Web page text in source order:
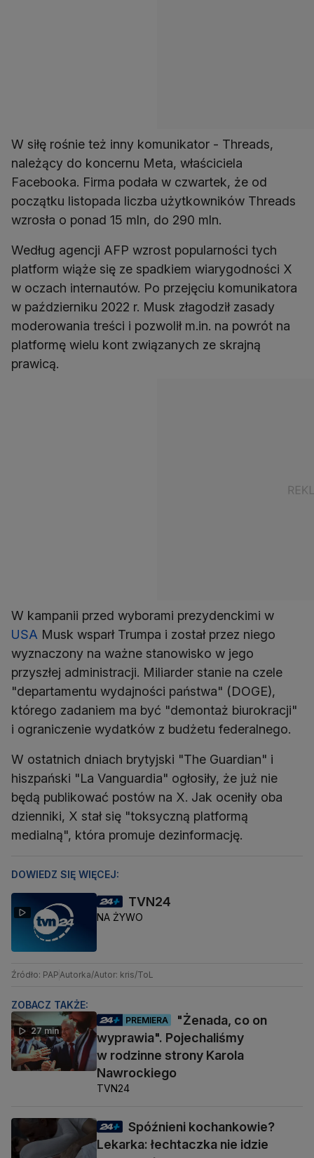
W siłę rośnie też inny komunikator - Threads,
należący do koncernu Meta, właściciela
Facebooka. Firma podała w czwartek, że od
początku listopada liczba użytkowników Threads
Według agencji AFP wzrost popularności tych
platform wiąże się ze spadkiem wiarygodności X
w oczach internautów. Po przejęciu komunikatora
w październiku 2022 r. Musk złagodził zasady
moderowania treści i pozwolił m.in. na powrót na
platformę wielu kont związanych ze skrajną
W kampanii przed wyborami prezydenckimi w
USA Musk wsparł Trumpa i został przez niego
wyznaczony na ważne stanowisko w jego
przyszłej administracji. Miliarder stanie na czele
"departamentu wydajności państwa" (DOGE),
którego zadaniem ma być "demontaż biurokracji"
W ostatnich dniach brytyjski "The Guardian" i
hiszpański "La Vanguardia" ogłosiły, że już nie
będą publikować postów na X. Jak oceniły oba
dzienniki, X stał się "toksyczną platformą
medialną", która promuje dezinformację.
DOWIEDZ SIĘ WIĘCEJ:
TVN24
NA ŻYWO
Źródło: PAPAutorka/Autor: kris/ToL
ZOBACZ TAKŻE:
27 min
PREMIERA
"Żenada, co on
wyprawia". Pojechaliśmy
w rodzinne strony Karola
Nawrockiego
TVN24
Spóźnieni kochankowie?
Lekarka: łechtaczka nie idzie